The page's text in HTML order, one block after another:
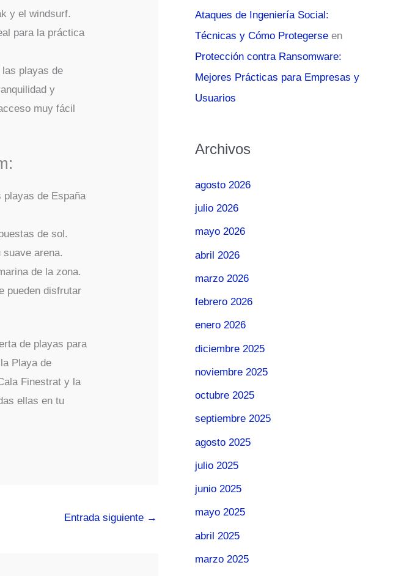
y el windsurf.
para la práctica
las playas de
y
muy fácil
playas de España
de sol.
arena.
de la zona.
pueden disfrutar
de playas para
Playa de
Finestrat y la
ellas en tu
Entrada siguiente →
Ataques de Ingeniería Social:
Técnicas y Cómo Protegerse en
Protección contra Ransomware:
Mejores Prácticas para Empresas y
Usuarios
Archivos
agosto 2026
julio 2026
mayo 2026
abril 2026
marzo 2026
febrero 2026
enero 2026
diciembre 2025
noviembre 2025
octubre 2025
septiembre 2025
agosto 2025
julio 2025
junio 2025
mayo 2025
abril 2025
marzo 2025